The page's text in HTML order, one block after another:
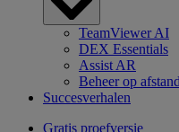
TeamViewer AI
DEX Essentials
Assist AR
Beheer op afstand
Succesverhalen
Gratis proefversie